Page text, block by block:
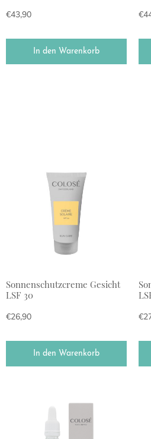
€43,90
In den Warenkorb
€
Sonnenschutzcreme Gesicht
LSF 30
€26,90
In den Warenkorb
€